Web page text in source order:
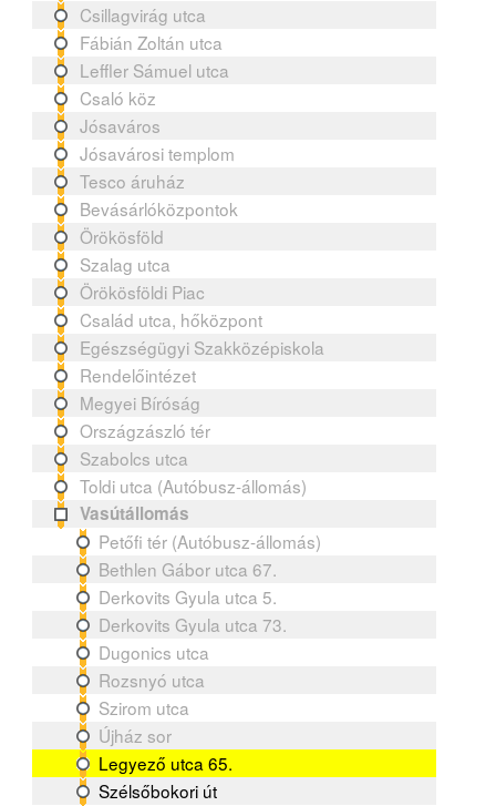
Csillagvirág utca
Fábián Zoltán utca
Leffler Sámuel utca
Csaló köz
Jósaváros
Jósavárosi templom
Tesco áruház
Bevásárlóközpontok
Örökösföld
Szalag utca
Örökösföldi Piac
Család utca, hőközpont
Egészségügyi Szakközépiskola
Rendelőintézet
Megyei Bíróság
Országzászló tér
Szabolcs utca
Toldi utca (Autóbusz-állomás)
Vasútállomás
Petőfi tér (Autóbusz-állomás)
Bethlen Gábor utca 67.
Derkovits Gyula utca 5.
Derkovits Gyula utca 73.
Dugonics utca
Rozsnyó utca
Szirom utca
Újház sor
Legyező utca 65.
Szélsőbokori út